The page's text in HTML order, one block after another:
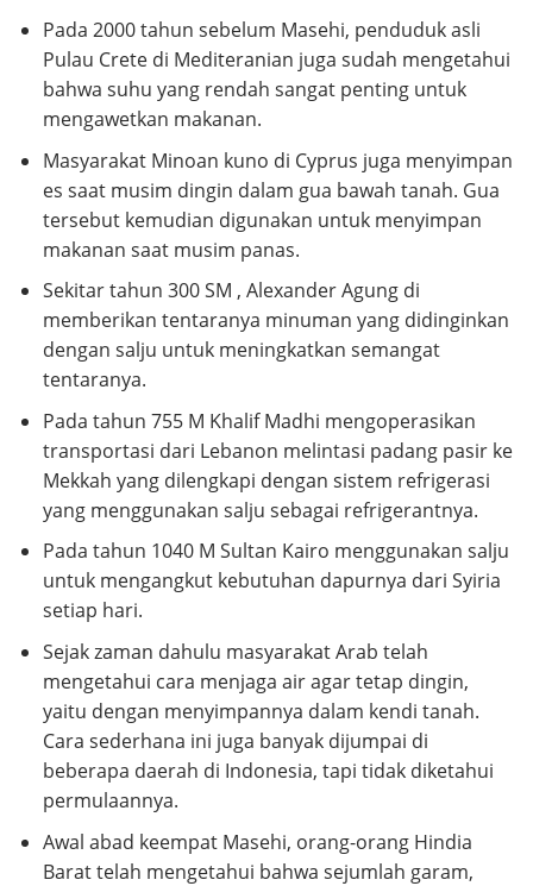
Pada 2000 tahun sebelum Masehi, penduduk asli
Pulau Crete di Mediteranian juga sudah mengetahui
bahwa suhu yang rendah sangat penting untuk
mengawetkan makanan.
Masyarakat Minoan kuno di Cyprus juga menyimpan
es saat musim dingin dalam gua bawah tanah. Gua
tersebut kemudian digunakan untuk menyimpan
makanan saat musim panas.
Sekitar tahun 300 SM , Alexander Agung di
memberikan tentaranya minuman yang didinginkan
dengan salju untuk meningkatkan semangat
tentaranya.
Pada tahun 755 M Khalif Madhi mengoperasikan
transportasi dari Lebanon melintasi padang pasir ke
Mekkah yang dilengkapi dengan sistem refrigerasi
yang menggunakan salju sebagai refrigerantnya.
Pada tahun 1040 M Sultan Kairo menggunakan salju
untuk mengangkut kebutuhan dapurnya dari Syiria
setiap hari.
Sejak zaman dahulu masyarakat Arab telah
mengetahui cara menjaga air agar tetap dingin,
yaitu dengan menyimpannya dalam kendi tanah.
Cara sederhana ini juga banyak dijumpai di
beberapa daerah di Indonesia, tapi tidak diketahui
permulaannya.
Awal abad keempat Masehi, orang-orang Hindia
Barat telah mengetahui bahwa sejumlah garam,